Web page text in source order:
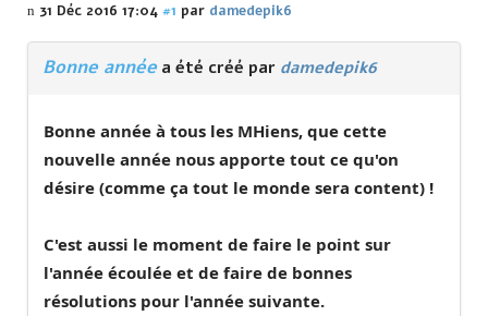
31 Déc 2016 17:04 #1 par damedepik6
Bonne annéea été créé par damedepik6
Bonne année à tous les MHiens, que cette
nouvelle année nous apporte tout ce qu'on
désire (comme ça tout le monde sera content) !
C'est aussi le moment de faire le point sur
l'année écoulée et de faire de bonnes
résolutions pour l'année suivante.